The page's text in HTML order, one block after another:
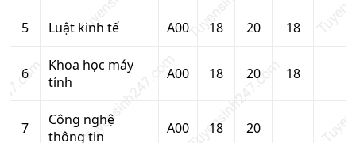
5 Luật kinh tế A00 18 20 18
6
Khoa học máy
tính
A00 18 20 18
7
Công nghệ
thông tin
A00 18 20